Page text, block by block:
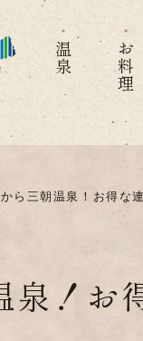
温泉 お料理
ら三朝温泉！お得
泉！